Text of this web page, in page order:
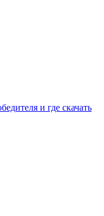
и где скачать